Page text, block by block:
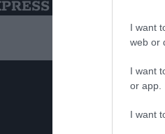
I want
web or
I want
or app.
I want
– SVÁJC ÉS